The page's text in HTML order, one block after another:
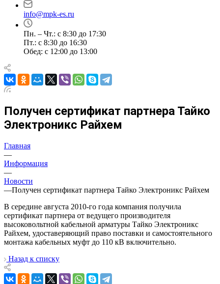
info@mpk-es.ru
Пн. – Чт.: с 8:30 до 17:30
Пт.: с 8:30 до 16:30
Обед: с 12:00 до 13:00
Получен сертификат партнера Тайко
Электроникс Райхем
Главная
—
Информация
—
Новости
—Получен сертификат партнера Тайко Электроникс Райхем
В середине августа 2010-го года компания получила
сертификат партнера от ведущего производителя
высоковольтной кабельной арматуры Тайко Электроникс
Райхем, удоставеряющий право поставки и самостоятельного
монтажа кабельных муфт до 110 кВ включительно.
Назад к списку